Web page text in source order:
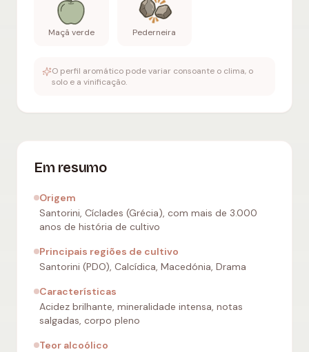
Maçã verde Pederneira
O perfil aromático pode variar consoante o clima, o
solo e a vinificação.
Em resumo
Origem
Santorini, Cíclades (Grécia), com mais de 3.000
anos de história de cultivo
Principais regiões de cultivo
Santorini (PDO), Calcídica, Macedónia, Drama
Características
Acidez brilhante, mineralidade intensa, notas
salgadas, corpo pleno
Teor alcoólico